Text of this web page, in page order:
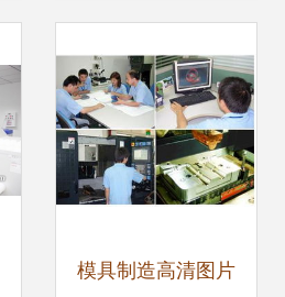
模具制造高清图片